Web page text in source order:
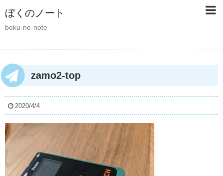
ぼくのノート
boku-no-note
zamo2-top
2020/4/4